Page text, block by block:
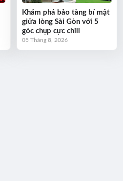
Khám phá bảo tàng bí mật
giữa lòng Sài Gòn với 5
góc chụp cực chill
05 Tháng 8, 2026